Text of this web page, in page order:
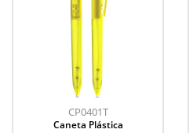
CP0401T
Caneta Plástica